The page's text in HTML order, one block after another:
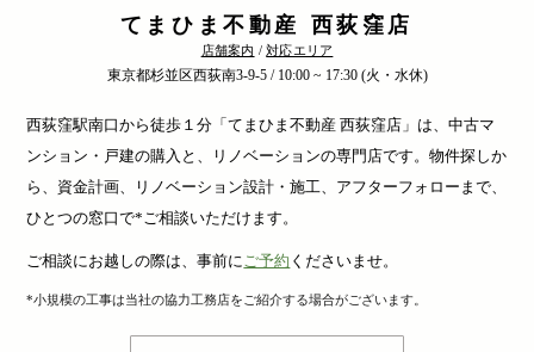
てまひま不動産 西荻窪店
店舗案内 /対応エリア
東京都杉並区西荻南3-9-5 / 10:00 ~ 17:30 (火・水休)
西荻窪駅南口から徒歩１分「てまひま不動産 西荻窪店」は、中古マ
ンション・戸建の購入と、リノベーションの専門店です。物件探しか
ら、資金計画、リノベーション設計・施工、アフターフォローまで、
ひとつの窓口で*ご相談いただけます。
ご相談にお越しの際は、事前に ご予約 くださいませ。
*小規模の工事は当社の協力工務店をご紹介する場合がございます。